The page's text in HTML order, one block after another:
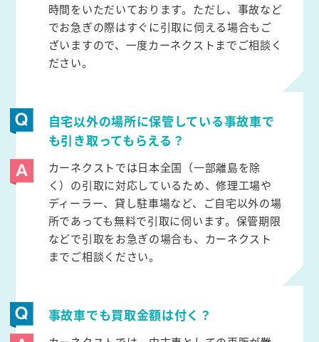
時間をいただいております。ただし、事故など
でお急ぎの際はすぐに引取に伺える場合もご
ざいますので、一度カーネクストまでご相談く
ださい。
自宅以外の場所に保管している事故車で
も引き取ってもらえる？
カーネクストでは日本全国（一部離島を除
く）の引取に対応しているため、修理工場や
ディーラー、貸し駐車場など、ご自宅以外の場
所であっても無料で引取に伺います。保管期限
などで引取をお急ぎの場合も、カーネクスト
までご相談ください。
事故車でも買取金額は付く？